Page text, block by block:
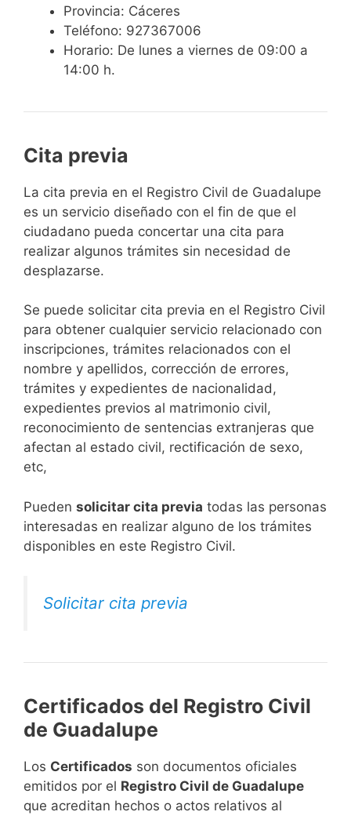
Provincia: Cáceres
Teléfono: 927367006
Horario: De lunes a viernes de 09:00 a
14:00 h.
Cita previa
​​​​​​​​​​​​​​​​​​​​​​​​​​​​La cita previa en el Registro Civil de Guadalupe
es un servicio diseñado con el fin de que el
ciudadano pueda concertar una cita para
realizar algunos trámites sin necesidad de
desplazarse.​
Se puede solicitar cita previa en el Registro Civil
para obtener cualquier servicio relacionado con
inscripciones, trámites relacionados con el
nombre y apellidos, corrección de errores,
trámites y expedientes de nacionalidad,
expedientes previos al matrimonio civil,
reconocimiento de sentencias extranjeras que
afectan al estado civil, rectificación de sexo,
etc,
​Pueden solicitar cita previa todas las personas
interesadas en realizar alguno de los trámites
disponibles en este Registro Civil.​
Solicitar cita previa
Certificados del Registro Civil
de Guadalupe
Los Certificados son documentos oficiales
emitidos por el Registro Civil de Guadalupe
que acreditan hechos o actos relativos al